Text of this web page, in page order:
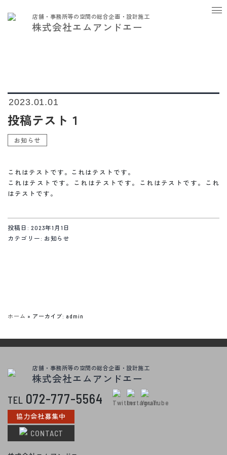
店舗・事務所等の空間の総合企画・設計施工
株式会社エムアンドエー
投稿者: admin
2023.01.01
投稿テスト１
お知らせ
これはテストです。これはテストです。
これはテストです。これはテストです。これはテストです。これ
はテストです。
投稿日: 2023年1月1日
カテゴリー: お知らせ
ホーム » アーカイブ: admin
店舗・事務所等の空間の総合企画・設計施工
株式会社エムアンドエー
TEL 072-777-5564
協力会社募集中
CONTACT
BUSINESS
ONLINE SHOP オンラインショップ
RECRUIT
EMPLOYEE 社員の皆さんへ
FACTORY TOUR